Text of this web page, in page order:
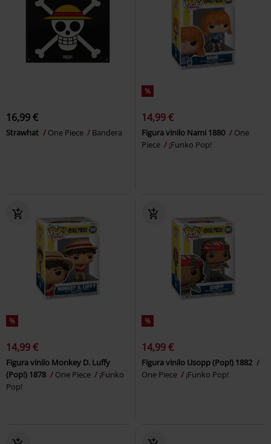
16,99 €
Strawhat One Piece Bandera
%
14,99 €
Figura vinilo Nami 1880
One
Piece
¡Funko Pop!
%
14,99 €
Figura vinilo Monkey D. Luffy
(Pop!) 1878
One Piece
¡Funko
Pop!
%
14,99 €
Figura vinilo Usopp (Pop!) 1882
One Piece
¡Funko Pop!